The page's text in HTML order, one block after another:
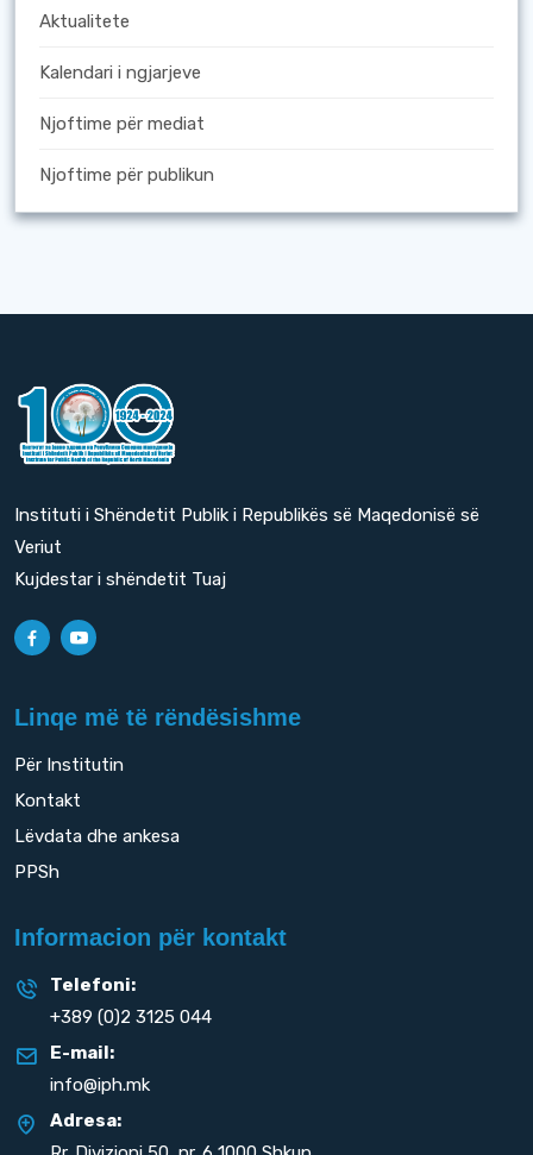
Aktualitete
Kalendari i ngjarjeve
Njoftime për mediat
Njoftime për publikun
Instituti i Shëndetit Publik i Republikës së Maqedonisë së
Veriut
Kujdestar i shëndetit Tuaj
Linqe më të rëndësishme
Për Institutin
Kontakt
Lëvdata dhe ankesa
PPSh
Informacion për kontakt
Telefoni:
+389 (0)2 3125 044
E-mail:
info@iph.mk
Adresa: